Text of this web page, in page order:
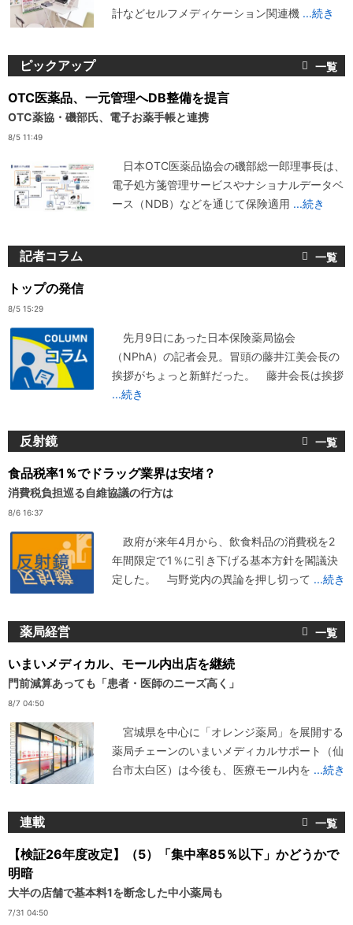
計などセルフメディケーション関連機 ...続き
ピックアップ
OTC医薬品、一元管理へDB整備を提言
OTC薬協・磯部氏、電子お薬手帳と連携
8/5 11:49
日本OTC医薬品協会の磯部総一郎理事長は、
電子処方箋管理サービスやナショナルデータベ
ース（NDB）などを通じて保険適用 ...続き
記者コラム
トップの発信
8/5 15:29
先月9日にあった日本保険薬局協会
（NPhA）の記者会見。冒頭の藤井江美会長の
挨拶がちょっと新鮮だった。 藤井会長は挨拶
...続き
反射鏡
食品税率1％でドラッグ業界は安堵？
消費税負担巡る自維協議の行方は
8/6 16:37
政府が来年4月から、飲食料品の消費税を2
年間限定で1％に引き下げる基本方針を閣議決
定した。 与野党内の異論を押し切って ...続き
薬局経営
いまいメディカル、モール内出店を継続
門前減算あっても「患者・医師のニーズ高く」
8/7 04:50
宮城県を中心に「オレンジ薬局」を展開する
薬局チェーンのいまいメディカルサポート（仙
台市太白区）は今後も、医療モール内を ...続き
連載
【検証26年度改定】（5）「集中率85％以下」かどうかで
明暗
大半の店舗で基本料1を断念した中小薬局も
7/31 04:50